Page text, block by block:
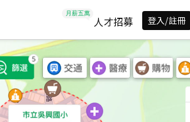
人才招募 登入/註冊